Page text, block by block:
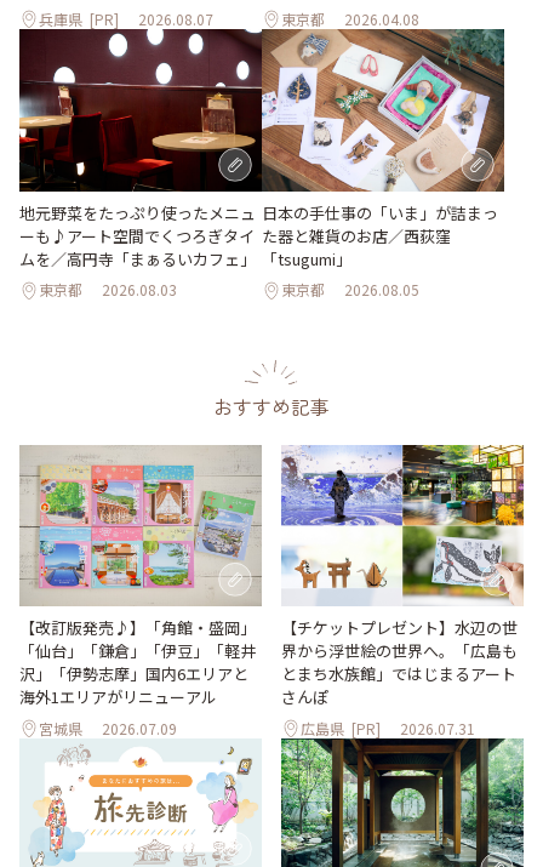
兵庫県 [PR] 2026.08.07 東京都 2026.04.08
地元野菜をたっぷり使ったメニュ
ーも♪アート空間でくつろぎタイ
ムを／高円寺「まぁるいカフェ」
東京都 2026.08.03
日本の手仕事の「いま」が詰まっ
た器と雑貨のお店／西荻窪
「tsugumi」
東京都 2026.08.05
おすすめ記事
【改訂版発売♪】「角館・盛岡」
「仙台」「鎌倉」「伊豆」「軽井
沢」「伊勢志摩」国内6エリアと
海外1エリアがリニューアル
宮城県 2026.07.09
【チケットプレゼント】水辺の世
界から浮世絵の世界へ。「広島も
とまち水族館」ではじまるアート
さんぽ
広島県 [PR] 2026.07.31